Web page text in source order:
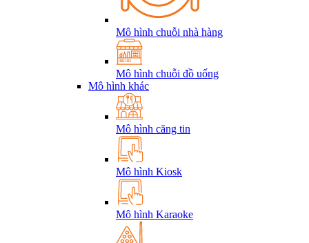
Mô hình chuỗi nhà hàng
Mô hình chuỗi đồ uống
Mô hình khác
Mô hình căng tin
Mô hình Kiosk
Mô hình Karaoke